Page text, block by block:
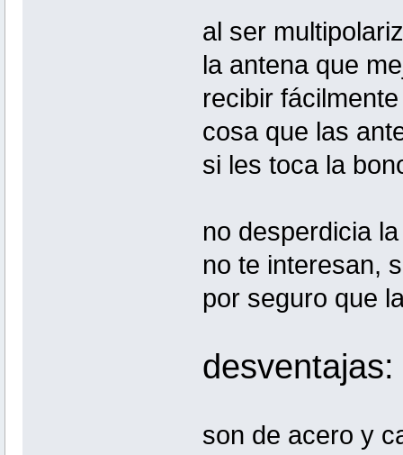
al ser
la antena que
recibir
cosa que las
si les toca la
no desperdicia
no te interesan,
por seguro que
desventajas:
son de acero y